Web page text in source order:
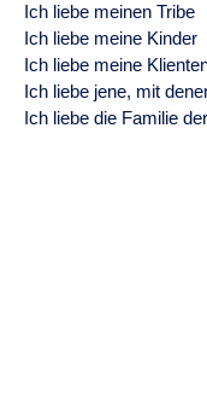
Ich liebe meinen Tribe
Ich liebe meine Kinder
Ich liebe meine
Ich liebe jene, mit
Ich liebe die Familie